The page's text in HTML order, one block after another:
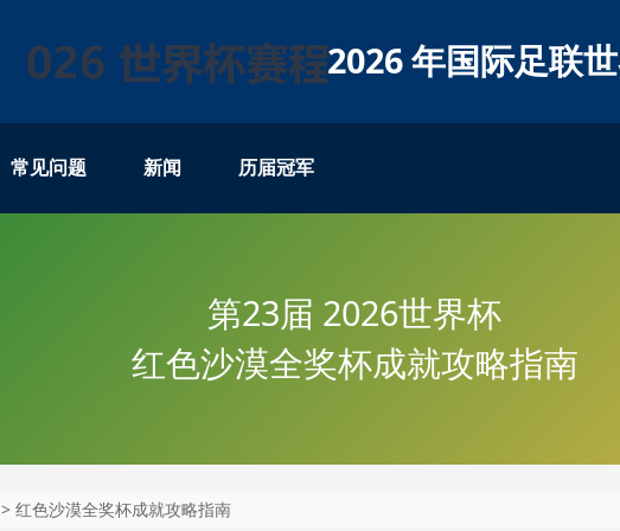
2026 年国际足联
常见问题 新闻 历届冠军
第23届 2026世界杯
红色沙漠全奖杯成就攻略指南
> 红色沙漠全奖杯成就攻略指南